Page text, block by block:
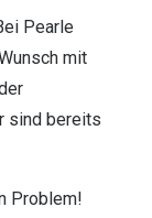
Pearle
mit
sind bereits
Problem!